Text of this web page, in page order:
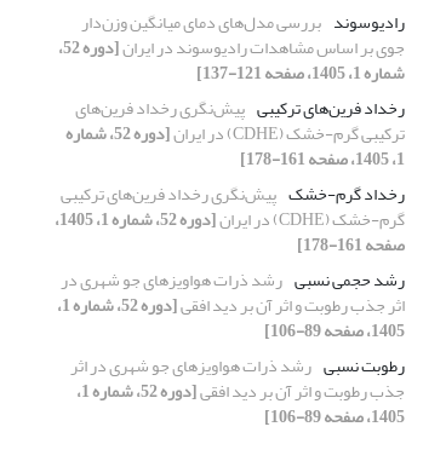
رادیوسوند بررسی مدل‌های دمای میانگین وزن‌دار
جوی بر اساس مشاهدات رادیوسوند در ایران [دوره 52،
شماره 1، 1405، صفحه 121-137]
رخداد فرین‌های ترکیبی پیش‌نگری رخداد فرین‌های
ترکیبی گرم-خشک (CDHE) در ایران [دوره 52، شماره
1، 1405، صفحه 161-178]
رخداد گرم-خشک پیش‌نگری رخداد فرین‌های ترکیبی
گرم-خشک (CDHE) در ایران [دوره 52، شماره 1، 1405،
صفحه 161-178]
رشد حجمی نسبی رشد ذرات هواویزهای جو شهری در
اثر جذب رطوبت و اثر آن بر دید افقی [دوره 52، شماره 1،
1405، صفحه 89-106]
رطوبت نسبی رشد ذرات هواویزهای جو شهری در اثر
جذب رطوبت و اثر آن بر دید افقی [دوره 52، شماره 1،
1405، صفحه 89-106]